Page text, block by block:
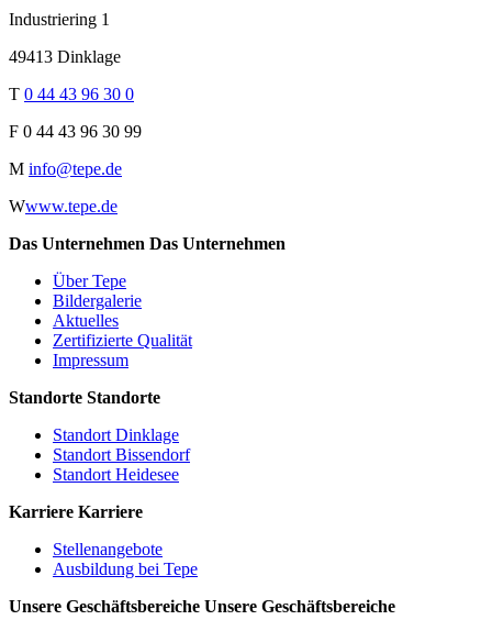
Industriering 1
49413 Dinklage
T 0 44 43 96 30 0
F 0 44 43 96 30 99
M info@tepe.de
Wwww.tepe.de
Das Unternehmen Das Unternehmen
Über Tepe
Bildergalerie
Aktuelles
Zertifizierte Qualität
Impressum
Standorte Standorte
Standort Dinklage
Standort Bissendorf
Standort Heidesee
Karriere Karriere
Stellenangebote
Ausbildung bei Tepe
Unsere Geschäftsbereiche Unsere Geschäftsbereiche